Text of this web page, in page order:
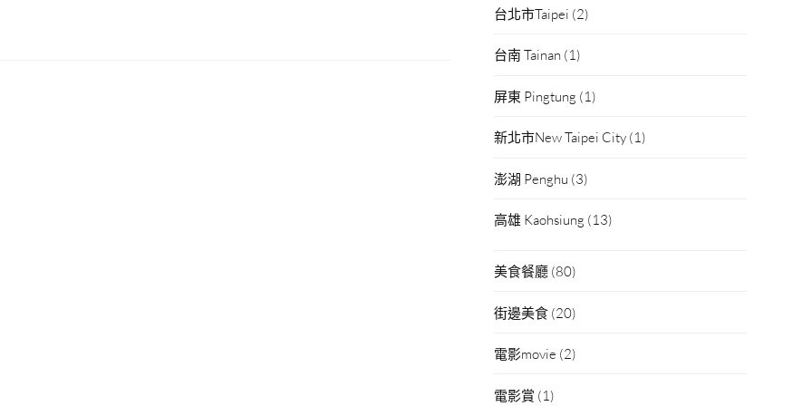
台北市Taipei (2)
台南 Tainan (1)
屏東 Pingtung (1)
新北市New Taipei City (1)
澎湖 Penghu (3)
高雄 Kaohsiung (13)
美食餐廳 (80)
街邊美食 (20)
電影movie (2)
電影賞 (1)